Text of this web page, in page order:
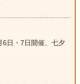
6日・7日開催、七夕